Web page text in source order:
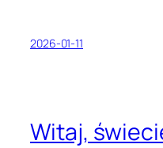
2026-01-11
Witaj,